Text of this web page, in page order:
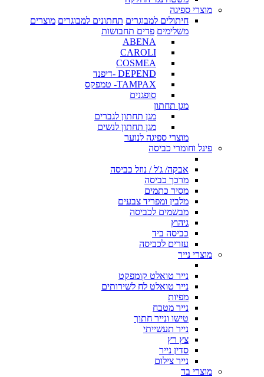
מוצרי ספיגה
חיתולים למבוגרים תחתונים למבוגרים מוצרים
משלימים פדים תחבושות
ABENA
CAROLI
COSMEA
DEPEND -דיפנד
TAMPAX- טמפקס
סופגנים
מגן תחתון
מגן תחתון לגברים
מגן תחתון לנשים
מוצרי ספיגה לנוער
פינל וחומרי כביסה
אבקה/ ג'ל / נוזל כביסה
מרכך כביסה
מסיר כתמים
מלבין ומפריד צבעים
מבשמים לכביסה
גיהוץ
כביסה ביד
עזרים לכביסה
מוצרי נייר
נייר טואלט קומפקט
נייר טואלט לח לשירותים
מפיות
נייר מטבח
טישו ונייר חתוך
נייר תעשייתי
צץ רץ
סדין נייר
נייר צילום
מוצרי בד